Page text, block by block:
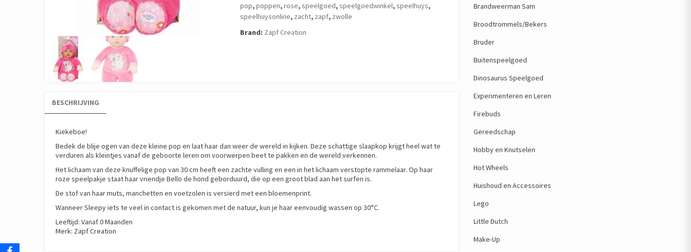
pop,poppen,rose,speelgoed,speelgoedwinkel,speelhuys,
speelhuysonline, zacht, zapf, zwolle
Brand: Zapf Creation
BESCHRIJVING
Kiekeboe!
Bedek de blije ogen van deze kleine pop en laat haar dan weer de wereld in kijken. Deze schattige slaapkop krijgt heel wat te
verduren als kleintjes vanaf de geboorte leren om voorwerpen beet te pakken en de wereld verkennen.
Het lichaam van deze knuffelige pop van 30 cm heeft een zachte vulling en een in het lichaam verstopte rammelaar. Op haar
roze speelpakje staat haar vriendje Bello de hond geborduurd, die op een groot blad aan het surfen is.
De stof van haar muts, manchetten en voetzolen is versierd met een bloemenprint.
Wanneer Sleepy iets te veel in contact is gekomen met de natuur, kun je haar eenvoudig wassen op 30°C.
Leeftijd: Vanaf 0 Maanden
Merk: Zapf Creation
Brandweerman Sam
Broodtrommels/Bekers
Bruder
Buitenspeelgoed
Dinosaurus Speelgoed
Experimenteren en Leren
Firebuds
Gereedschap
Hobby en Knutselen
Hot Wheels
Huishoud en Accessoires
Lego
Little Dutch
Make-Up